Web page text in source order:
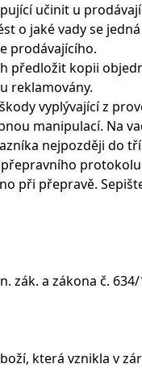
učinit u
o jaké vady se
prodávajícího.
předložit kopii
reklamovány.
vyplývající z
manipulací. Na
nejpozději do
při přepravě.
zák. a zákona č.
která vznikla v